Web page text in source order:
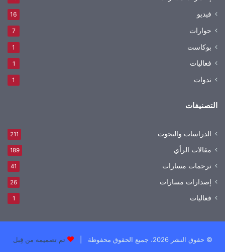
فيديو 16
حوارات 7
بوكاست 1
فعاليات 1
ندوات 1
التصنيفات
الدراسات والبحوث 211
مقالات الرأي 189
ترجمات مسارات 41
إصدارات مسارات 26
فعاليات 1
© حقوق النشر 2026، جميع الحقوق محفوظة |
تم تصميمه من قِبل